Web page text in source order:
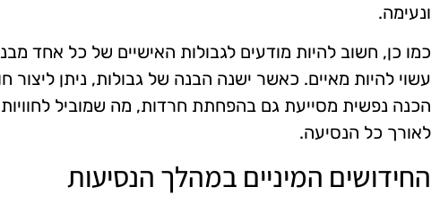
ונעימה.
כמו כן, חשוב להיות מודעים לגבולות האישיים של כל אחד
עשוי להיות מאיים. כאשר ישנה הבנה של גבולות, ניתן ליצור
הכנה נפשית מסייעת גם בהפחתת חרדות, מה שמוביל לחוויות
לאורך כל הנסיעה.
החידושים המיניים במהלך הנסיעות